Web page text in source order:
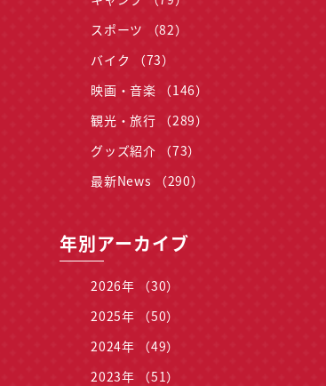
スポーツ （82）
バイク （73）
映画・音楽 （146）
観光・旅行 （289）
グッズ紹介 （73）
最新News （290）
年別アーカイブ
2026年 （30）
2025年 （50）
2024年 （49）
2023年 （51）